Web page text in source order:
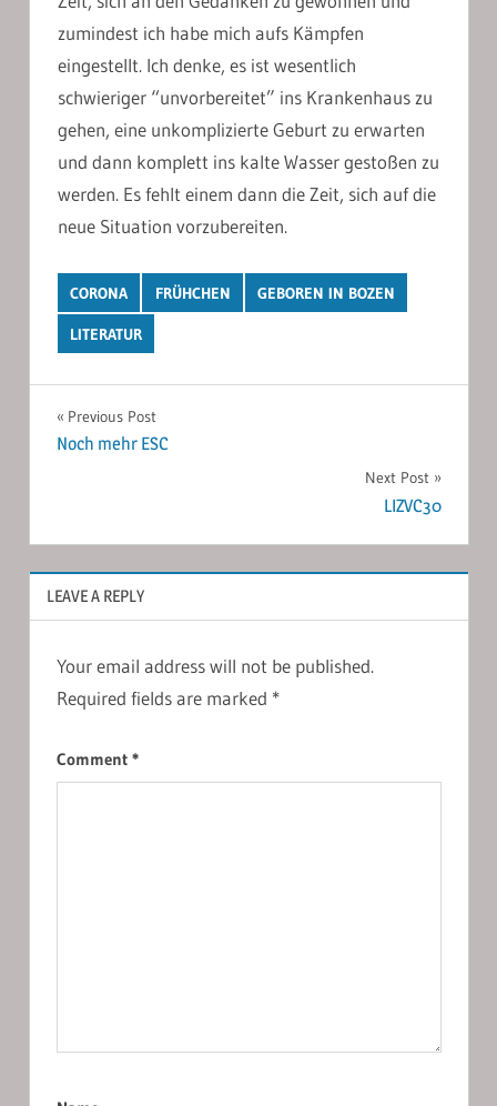
zumindest ich habe mich aufs Kämpfen
eingestellt. Ich denke, es ist wesentlich
schwieriger “unvorbereitet” ins Krankenhaus zu
gehen, eine unkomplizierte Geburt zu erwarten
und dann komplett ins kalte Wasser gestoßen zu
werden. Es fehlt einem dann die Zeit, sich auf die
neue Situation vorzubereiten.
CORONA FRÜHCHEN GEBOREN IN BOZEN
LITERATUR
Post
Previous Post
Noch mehr ESC
Next Post
LIZVC30
LEAVE A REPLY
Your email address will not be published.
Required fields are marked *
Comment *